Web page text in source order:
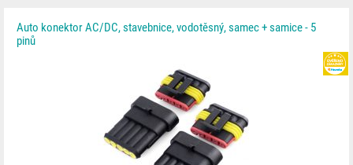
Auto konektor AC/DC, stavebnice, vodotěsný, samec + samice - 5
pinů